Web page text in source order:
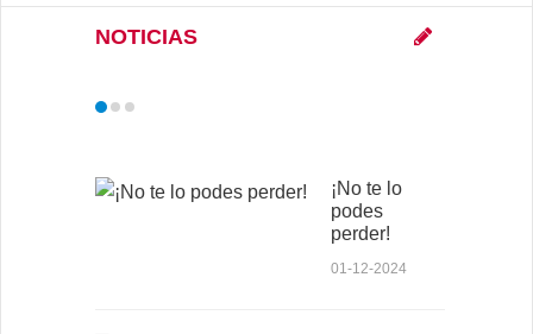
NOTICIAS
¡No te lo
podes
perder!
01-12-2024